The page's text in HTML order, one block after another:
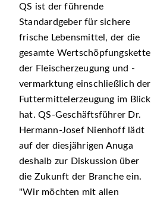
QS ist der führende
Standardgeber für sichere
frische Lebensmittel, der die
gesamte Wertschöpfungskette
der Fleischerzeugung und -
vermarktung einschließlich der
Futtermittelerzeugung im Blick
hat. QS-Geschäftsführer Dr.
Hermann-Josef Nienhoff lädt
auf der diesjährigen Anuga
deshalb zur Diskussion über
die Zukunft der Branche ein.
Wir möchten mit allen